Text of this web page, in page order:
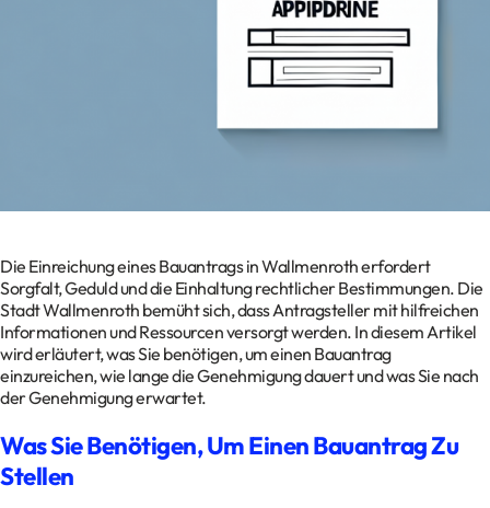
Kontakt
Datenschutz
Impressum
Die Einreichung eines Bauantrags in Wallmenroth erfordert
Sorgfalt, Geduld und die Einhaltung rechtlicher Bestimmungen. Die
Stadt Wallmenroth bemüht sich, dass Antragsteller mit hilfreichen
Informationen und Ressourcen versorgt werden. In diesem Artikel
wird erläutert, was Sie benötigen, um einen Bauantrag
einzureichen, wie lange die Genehmigung dauert und was Sie nach
der Genehmigung erwartet.
Was Sie Benötigen, Um Einen Bauantrag Zu
Stellen